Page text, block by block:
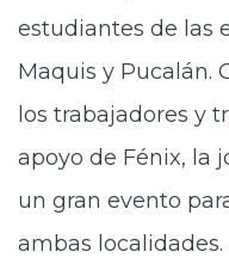
estudiantes de las
Maquis y Pucalán.
los trabajadores y
apoyo de Fénix, la
un gran evento
ambas localidades.